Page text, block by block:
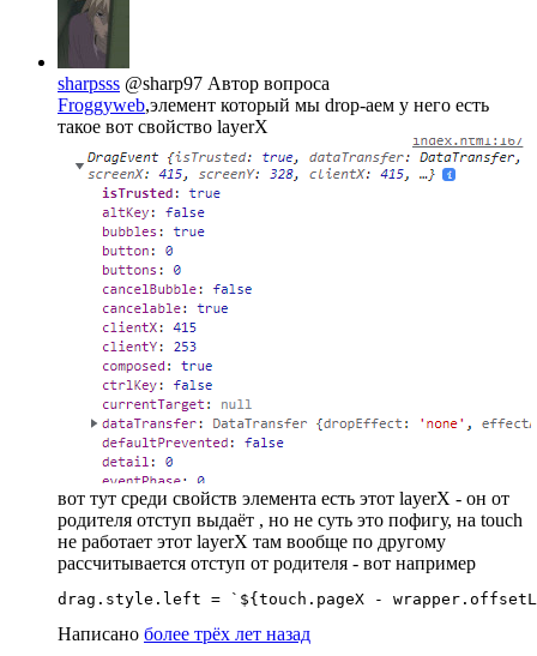
sharpsss @sharp97 Автор вопроса
Froggyweb,элемент который мы drop-аем у него есть
такое вот свойство layerX
вот тут среди свойств элемента есть этот layerX - он от
родителя отступ выдаёт , но не суть это пофигу, на touch
не работает этот layerX там вообще по другому
рассчитывается отступ от родителя - вот например
drag.style.left = `${touch.pageX -
Написано более трёх лет назад